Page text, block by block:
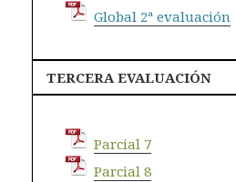
Global 2ª evaluación
TERCERA EVALUACIÓN
Parcial 7
Parcial 8